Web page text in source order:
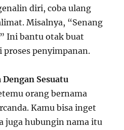
diri, coba ulang
Misalnya, “Senang
Ini bantu otak buat
penyimpanan.
Sesuatu
orang bernama
Kamu bisa inget
juga hubungin nama itu